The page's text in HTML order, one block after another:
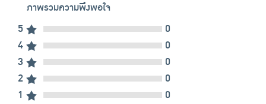
ภาพรวมความพึงพอใจ
5
0
4
0
3
0
2
0
1
0